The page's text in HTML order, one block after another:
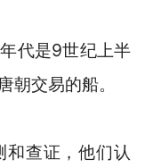
代是9世纪上半
朝交易的船。
和查证，他们认